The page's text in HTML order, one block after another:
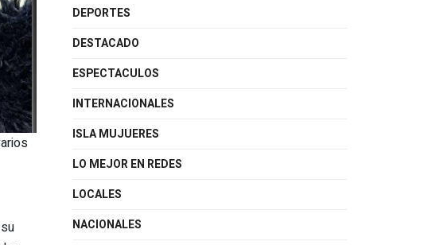
DEPORTES
DESTACADO
ESPECTACULOS
INTERNACIONALES
ISLA MUJUERES
LO MEJOR EN REDES
LOCALES
NACIONALES